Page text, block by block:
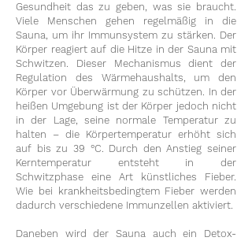
Gesundheit das zu geben, was sie braucht.
Viele Menschen gehen regelmäßig in die
Sauna, um ihr Immunsystem zu stärken. Der
Körper reagiert auf die Hitze in der Sauna mit
Schwitzen. Dieser Mechanismus dient der
Regulation des Wärmehaushalts, um den
Körper vor Überwärmung zu schützen. In der
heißen Umgebung ist der Körper jedoch nicht
in der Lage, seine normale Temperatur zu
halten – die Körpertemperatur erhöht sich
auf bis zu 39 °C. Durch den Anstieg seiner
Kerntemperatur entsteht in der
Schwitzphase eine Art künstliches Fieber.
Wie bei krankheitsbedingtem Fieber werden
dadurch verschiedene Immunzellen aktiviert.
Daneben wird der Sauna auch ein Detox-